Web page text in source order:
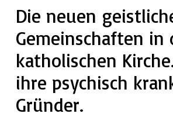
Die neuen
Gemeinschaften in
katholischen
ihre psychisch
Gründer.